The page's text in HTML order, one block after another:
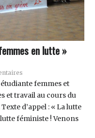
en lutte »
femmes et
et travail au cours du
d’appel : « La lutte
féministe ! Venons